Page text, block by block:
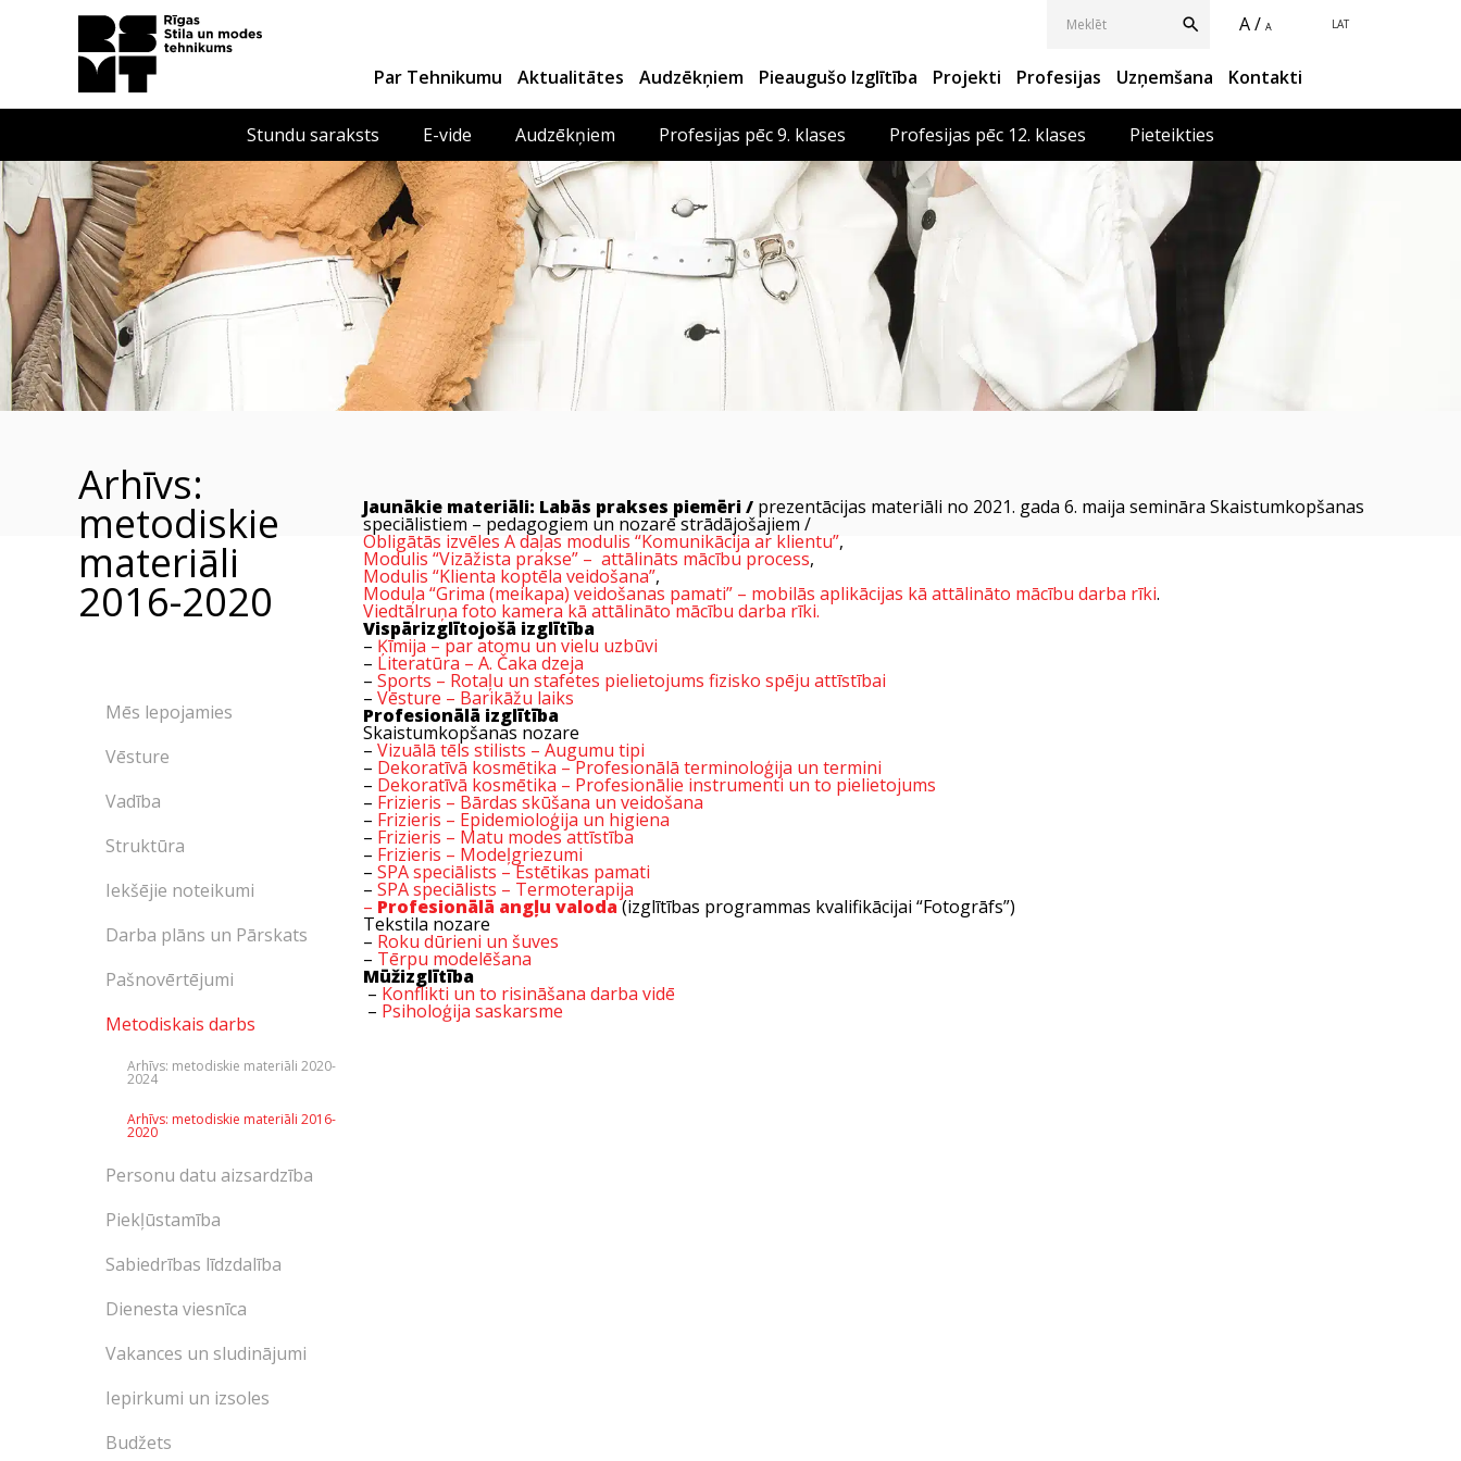
LAT
A / A
Par Tehnikumu Aktualitātes Audzēkņiem Pieaugušo Izglītība Projekti Profesijas Uzņemšana Kontakti
Stundu saraksts E-vide Audzēkņiem Profesijas pēc 9. klases Profesijas pēc 12. klases Pieteikties
Arhīvs:
metodiskie
materiāli
2016-2020
Mēs lepojamies
Vēsture
Vadība
Struktūra
Iekšējie noteikumi
Darba plāns un Pārskats
Pašnovērtējumi
Metodiskais darbs
Arhīvs: metodiskie materiāli 2020-
2024
Arhīvs: metodiskie materiāli 2016-
2020
Personu datu aizsardzība
Piekļūstamība
Sabiedrības līdzdalība
Dienesta viesnīca
Vakances un sludinājumi
Iepirkumi un izsoles
Budžets
Jaunākie materiāli: Labās prakses piemēri / prezentācijas materiāli no 2021. gada 6. maija semināra Skaistumkopšanas
speciālistiem – pedagogiem un nozarē strādājošajiem /
Obligātās izvēles A daļas modulis “Komunikācija ar klientu”,
Modulis “Vizāžista prakse” – attālināts mācību process,
Modulis “Klienta koptēla veidošana”,
Moduļa “Grima (meikapa) veidošanas pamati” – mobilās aplikācijas kā attālināto mācību darba rīki.
Viedtālruņa foto kamera kā attālināto mācību darba rīki.
Vispārizglītojošā izglītība
– Ķīmija – par atomu un vielu uzbūvi
– Literatūra – A. Čaka dzeja
– Sports – Rotaļu un stafetes pielietojums fizisko spēju attīstībai
– Vēsture – Barikāžu laiks
Profesionālā izglītība
Skaistumkopšanas nozare
– Vizuālā tēls stilists – Augumu tipi
– Dekoratīvā kosmētika – Profesionālā terminoloģija un termini
– Dekoratīvā kosmētika – Profesionālie instrumenti un to pielietojums
– Frizieris – Bārdas skūšana un veidošana
– Frizieris – Epidemioloģija un higiena
– Frizieris – Matu modes attīstība
– Frizieris – Modeļgriezumi
– SPA speciālists – Estētikas pamati
– SPA speciālists – Termoterapija
– Profesionālā angļu valoda(izglītības programmas kvalifikācijai “Fotogrāfs”)
Tekstila nozare
– Roku dūrieni un šuves
– Tērpu modelēšana
Mūžizglītība
– Konflikti un to risināšana darba vidē
– Psiholoģija saskarsme